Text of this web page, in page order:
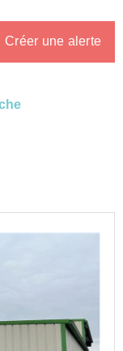
Créer une alerte